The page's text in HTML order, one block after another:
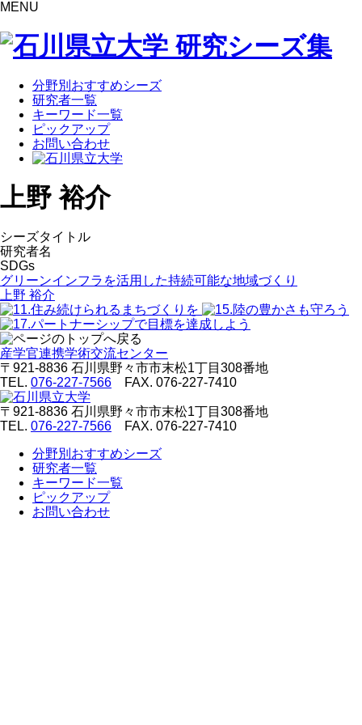
MENU
分野別おすすめシーズ
研究者一覧
キーワード一覧
ピックアップ
お問い合わせ
上野 裕介
シーズタイトル
研究者名
SDGs
グリーンインフラを活用した持続可能な地域づくり
上野 裕介
産学官連携学術交流センター
〒921-8836 ⽯川県野々市市末松1丁⽬308番地
TEL. 076-227-7566 FAX. 076-227-7410
〒921-8836 ⽯川県野々市市末松1丁⽬308番地
TEL. 076-227-7566 FAX. 076-227-7410
分野別おすすめシーズ
研究者一覧
キーワード一覧
ピックアップ
お問い合わせ